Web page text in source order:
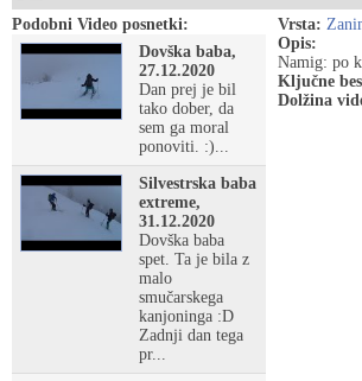
Podobni Video posnetki:
Dovška baba,
27.12.2020
Dan prej je bil
tako dober, da
sem ga moral
ponoviti. :)...
Silvestrska baba
extreme,
31.12.2020
Dovška baba
spet. Ta je bila z
malo
smučarskega
kanjoninga :D
Zadnji dan tega
pr...
Vrsta:
Opis:
Namig: po
Ključne
Dolžina